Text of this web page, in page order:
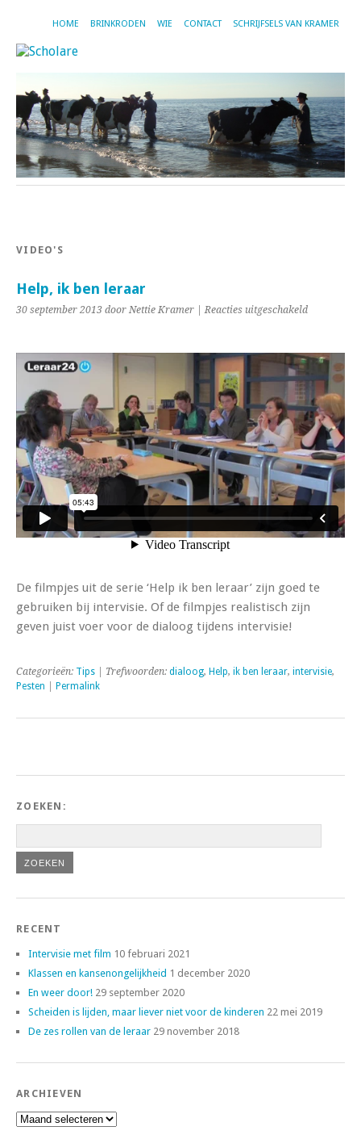
HOME BRINKRODEN WIE CONTACT SCHRIJFSELS VAN KRAMER
VIDEO'S
Help, ik ben leraar
30 september 2013 door Nettie Kramer | Reacties uitgeschakeldvoor
ben
leraar
De filmpjes uit de serie ‘Help ik ben leraar’ zijn goed te
gebruiken bij intervisie. Of de filmpjes realistisch zijn
geven juist voer voor de dialoog tijdens intervisie!
Categorieën: Tips | Trefwoorden: dialoog, Help, ik ben leraar, intervisie,
Pesten
Permalink
ZOEKEN:
RECENT
Intervisie met film 10 februari 2021
Klassen en kansenongelijkheid 1 december 2020
En weer door! 29 september 2020
Scheiden is lijden, maar liever niet voor de kinderen 22 mei 2019
De zes rollen van de leraar 29 november 2018
ARCHIEVEN
Archieven